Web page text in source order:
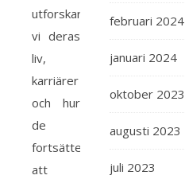
utforskar
vi deras
liv,
karriärer
och hur
de
fortsätter
att
februari 2024
januari 2024
oktober 2023
augusti 2023
juli 2023